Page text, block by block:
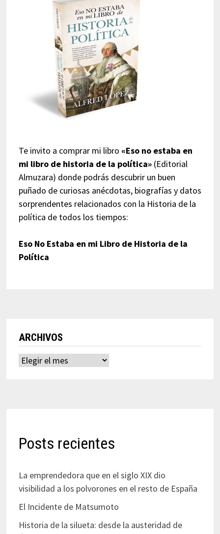
Te invito a comprar mi libro «Eso no estaba en
mi libro de historia de la política»(Editorial
Almuzara) donde podrás descubrir un buen
puñado de curiosas anécdotas, biografías y datos
sorprendentes relacionados con la Historia de la
política de todos los tiempos:
Eso No Estaba en mi Libro de Historia de la
Política
ARCHIVOS
Archivos
Posts recientes
La emprendedora que en el siglo XIX dio
visibilidad a los polvorones en el resto de España
El Incidente de Matsumoto
Historia de la silueta: desde la austeridad de